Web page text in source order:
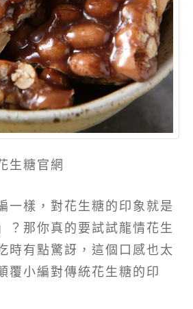
生糖官網
一樣，對花生糖的印象就是
？那你真的要試試龍情花生
時有點驚訝，這個口感也太
覆小編對傳統花生糖的印